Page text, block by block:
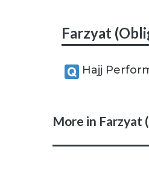
Farzyat
Hajj
More in Farzyat